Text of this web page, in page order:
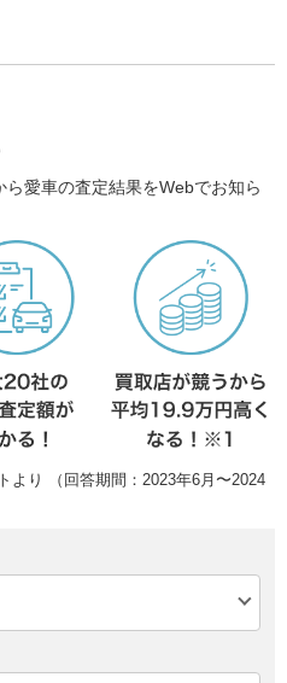
ら愛車の査定結果をWebでお知ら
より （回答期間：2023年6月〜2024